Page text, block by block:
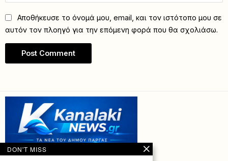
Αποθήκευσε το όνομά μου, email, και τον ιστότοπο μου σε
αυτόν τον πλοηγό για την επόμενη φορά που θα σχολιάσω.
DON'T MISS